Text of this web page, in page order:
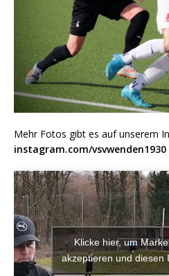
Mehr Fotos gibt es auf unserem
instagram.com/vsvwenden1930
Klicke hier, um
akzeptieren und diesen